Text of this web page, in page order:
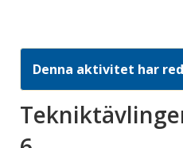
Denna aktivitet har